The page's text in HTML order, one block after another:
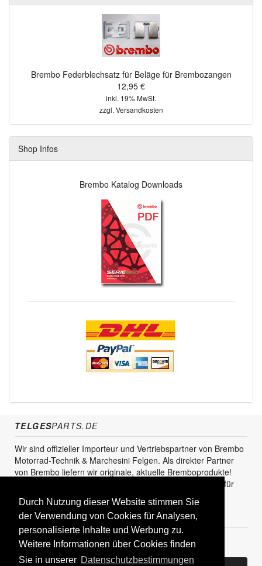
Durch Nutzung dieser Website stimmen Sie
der Verwendung von Cookies für Analysen,
personalisierte Inhalte und Werbung zu.
Weitere Informationen über Cookies finden
Sie in unserer Datenschutzbestimmungen
Brembo Federblechsatz für Beläge für Brembozangen
12,95 €
inkl. 19% MwSt.
zzgl. Versandkosten
Shop Infos
Brembo Katalog Downloads
TELGESPARTS.DE
Wir sind offizieller Importeur und Vertriebspartner von Brembo
Motorrad-Technik & Marchesini Felgen. Als direkter Partner
von Brembo liefern wir originale, aktuelle Bremboprodukte!
Unser Service steht sowohl für den Endkunden als auch für
KUNDENBEREICH
Registrieren